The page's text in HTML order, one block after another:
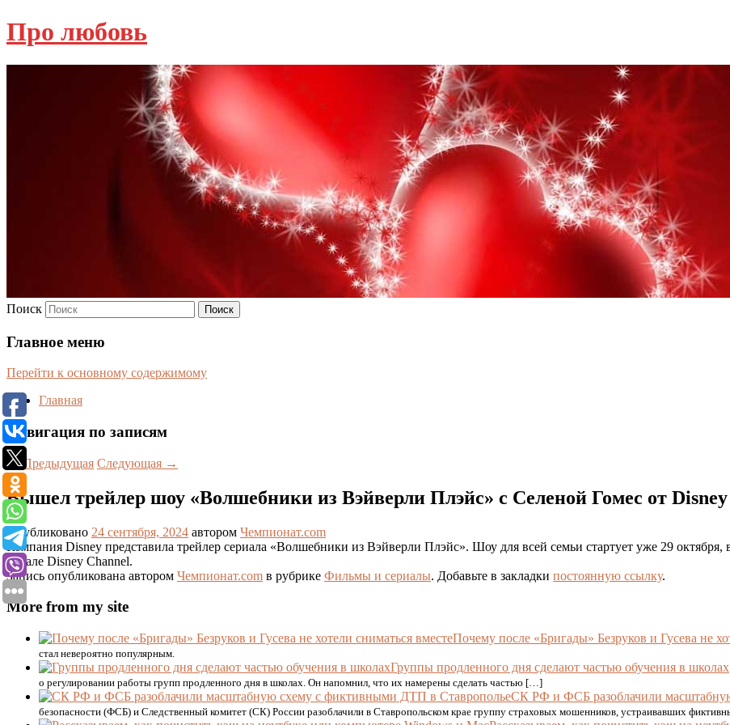
Про любовь
Поиск
Главное меню
Перейти к основному содержимому
Главная
Навигация по записям
←Предыдущая Следующая →
Вышел трейлер шоу «Волшебники из Вэйверли Плэйс» с Селеной Гомес от Disney
Опубликовано 24 сентября, 2024 автором Чемпионат.com
Компания Disney представила трейлер сериала «Волшебники из Вэйверли Плэйс». Шоу для всей семьи стартует уже 29
канале Disney Channel.
Запись опубликована автором Чемпионат.com в рубрике Фильмы и сериалы. Добавьте в закладки постоянную ссылку.
More from my site
Почему после «Бригады» Безруков и Гусева не
стал невероятно популярным.
Группы продленного дня сделают частью обучения в школах
о регулировании работы групп продленного дня в школах. Он напомнил, что их намерены сделать частью […]
СК РФ и ФСБ разоблачили
безопасности (ФСБ) и Следственный комитет (СК) России разоблачили в Ставропольском крае группу страховых мошенников, устраивавших